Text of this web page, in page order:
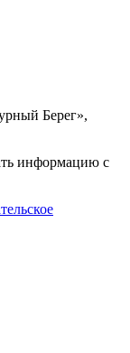
Берег»,
информацию с